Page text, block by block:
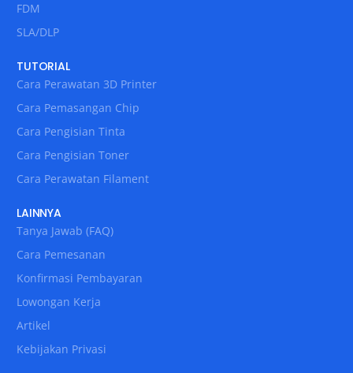
FDM
SLA/DLP
TUTORIAL
Cara Perawatan 3D Printer
Cara Pemasangan Chip
Cara Pengisian Tinta
Cara Pengisian Toner
Cara Perawatan Filament
LAINNYA
Tanya Jawab (FAQ)
Cara Pemesanan
Konfirmasi Pembayaran
Lowongan Kerja
Artikel
Kebijakan Privasi